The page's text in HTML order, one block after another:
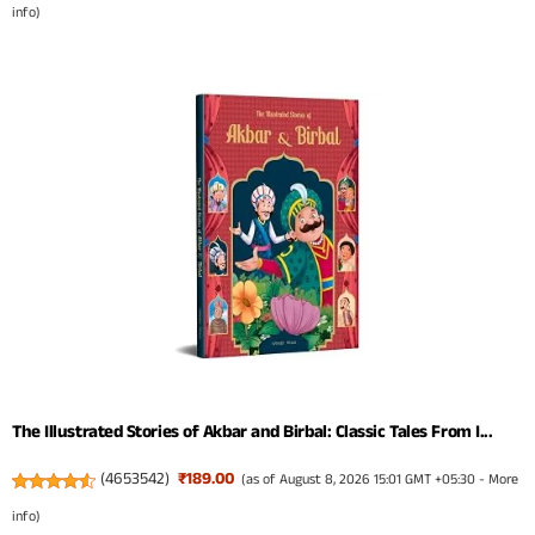
info)
The Illustrated Stories of Akbar and Birbal: Classic Tales From I...
(4653542) ₹189.00 (as of August 8, 2026 15:01 GMT +05:30 -More
info)